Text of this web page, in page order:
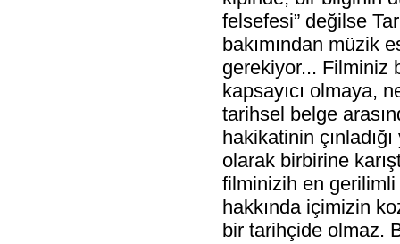
felsefesi” değilse
bakımından müzik
gerekiyor... Filminiz
kapsayıcı olmaya,
tarihsel belge
hakikatinin
olarak birbirine
filminizih en gerilimli
hakkında içimizin
bir tarihçide olmaz.